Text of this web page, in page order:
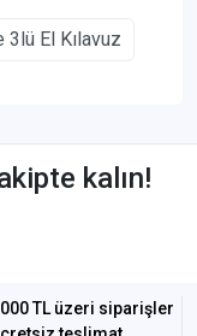
3lü El Kılavuz
kalın!
TL üzeri siparişler